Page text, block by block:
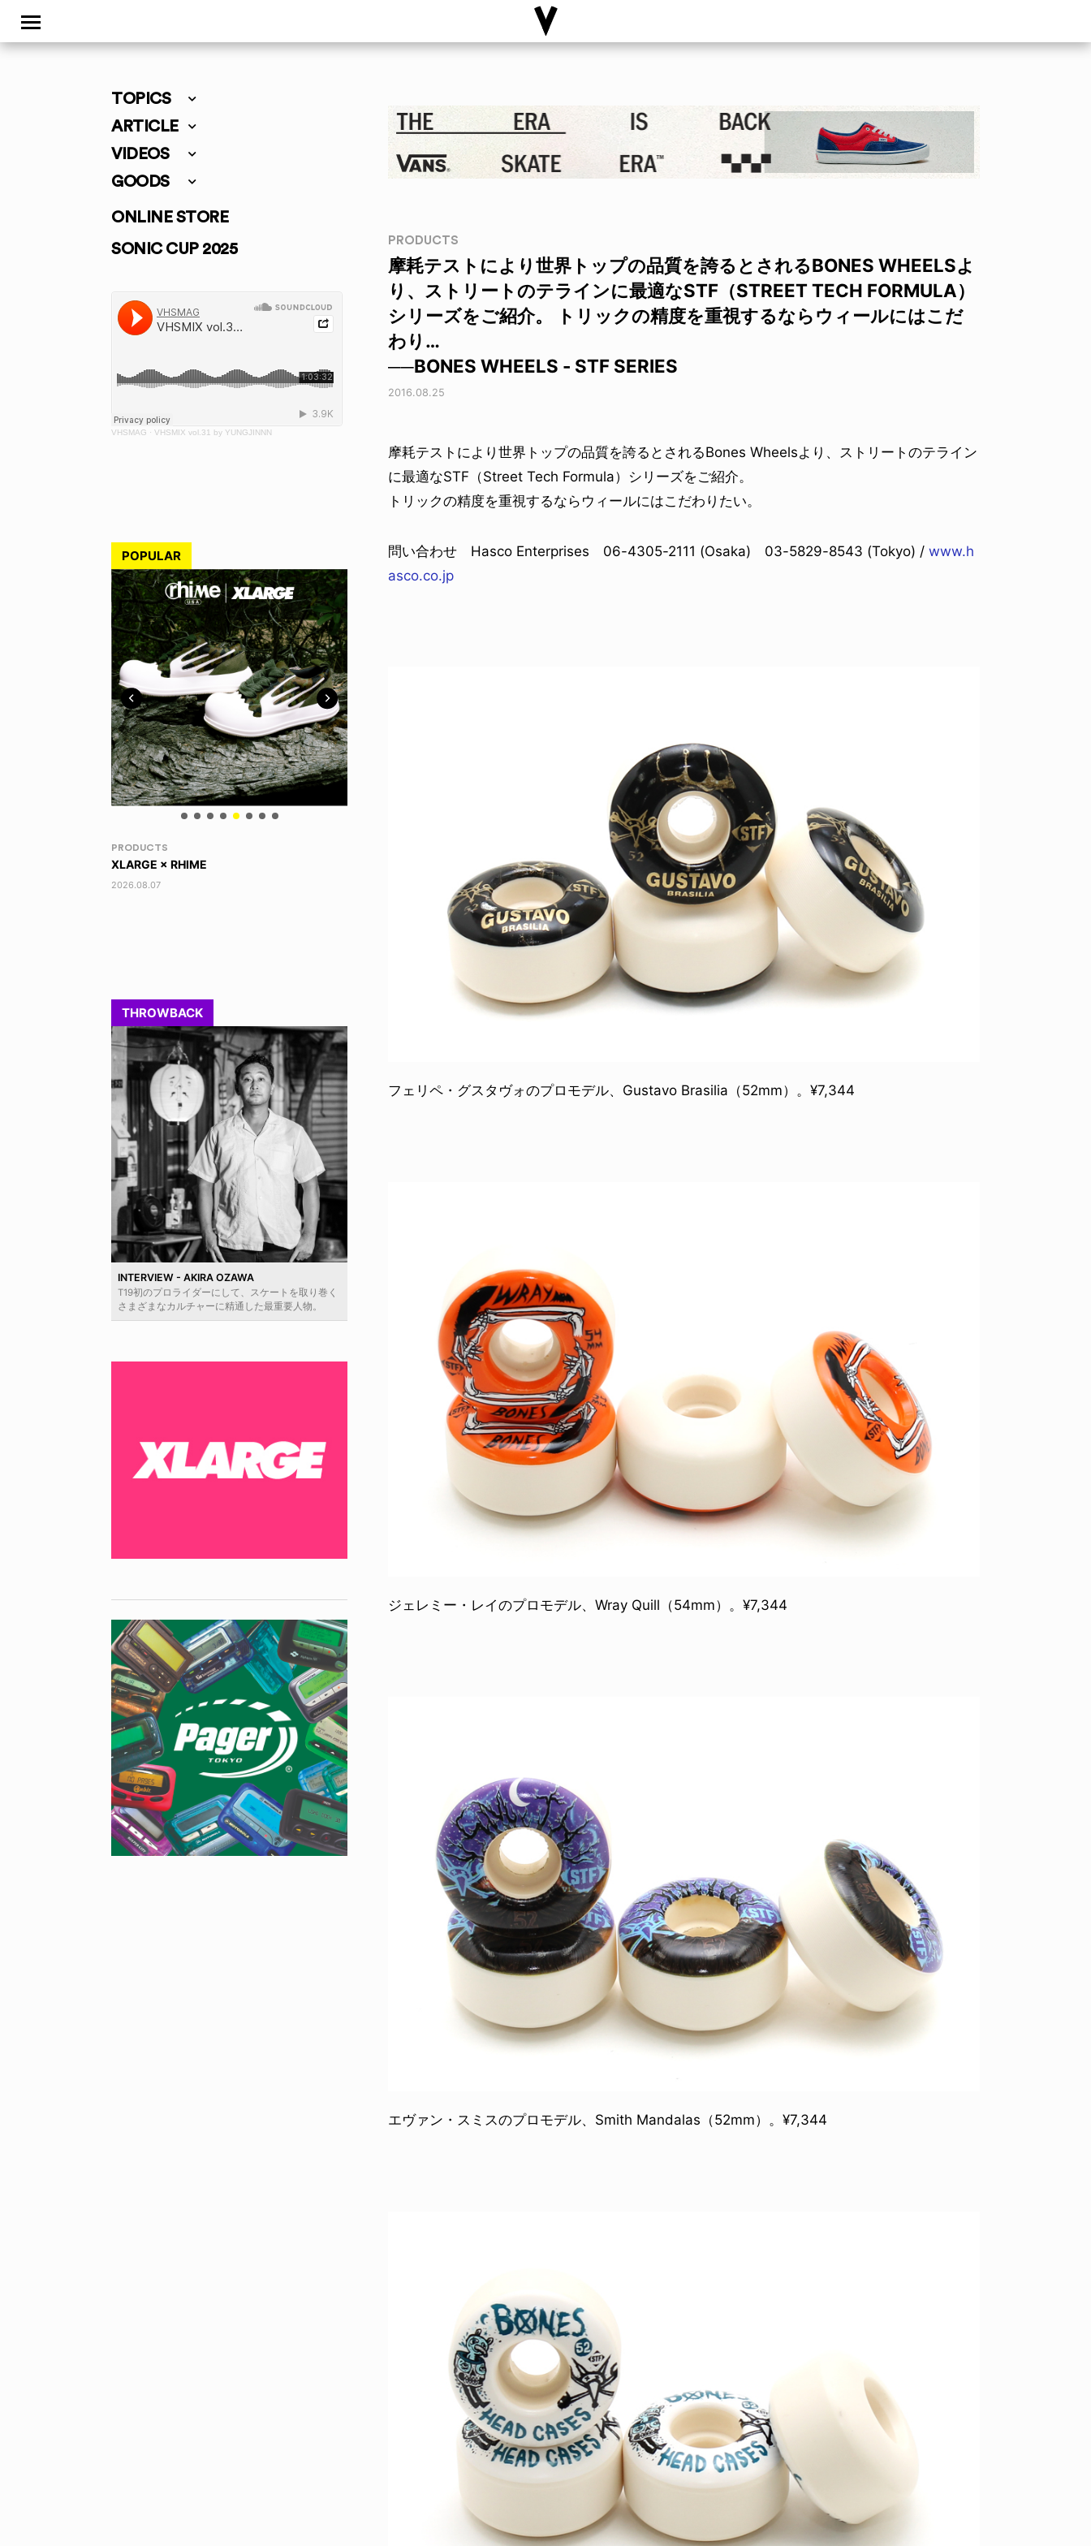
TOPICS
ARTICLE
VIDEOS
GOODS
ONLINE STORE
SONIC CUP 2025
VHSMAG · VHSMIX vol.31 by YUNGJINNN
POPULAR
RANDOM
DINOSAUR JR.
2026.08.06
VOICE OF FREEDOM
AKIRA OZAWA / 尾澤 彰
2021.09.02
ID
IZURU NAGAHARA / 永原依弦
2026.08.05
THROWBACK
INTERVIEW - AKIRA OZAWA
T19初のプロライダーにして、スケートを取り巻く
さまざまなカルチャーに精通した最重要人物。
PRODUCTS
摩耗テストにより世界トップの品質を誇るとされるBONES WHEELSよ
り、ストリートのテラインに最適なSTF（STREET TECH FORMULA）
シリーズをご紹介。 トリックの精度を重視するならウィールにはこだ
わり…
──BONES WHEELS - STF SERIES
2016.08.25
摩耗テストにより世界トップの品質を誇るとされるBones Wheelsより、ストリートのテライン
に最適なSTF（Street Tech Formula）シリーズをご紹介。
トリックの精度を重視するならウィールにはこだわりたい。
問い合わせ Hasco Enterprises 06-4305-2111 (Osaka) 03-5829-8543 (Tokyo) / www.h
asco.co.jp
フェリペ・グスタヴォのプロモデル、Gustavo Brasilia（52mm）。¥7,344
ジェレミー・レイのプロモデル、Wray Quill（54mm）。¥7,344
エヴァン・スミスのプロモデル、Smith Mandalas（52mm）。¥7,344